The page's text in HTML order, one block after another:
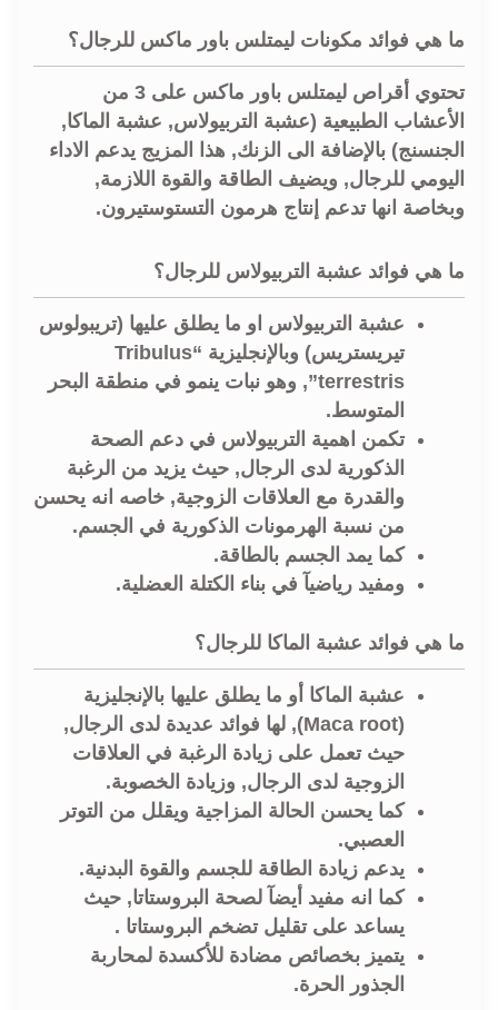
ما هي فوائد مكونات ليمتلس باور ماكس للرجال؟
تحتوي أقراص ليمتلس باور ماكس على 3 من
الأعشاب الطبيعية (عشبة التربيولاس, عشبة الماكا,
الجنسنج) بالإضافة الى الزنك, هذا المزيج يدعم الاداء
اليومي للرجال, ويضيف الطاقة والقوة اللازمة,
وبخاصة انها تدعم إنتاج هرمون التستوستيرون.
ما هي فوائد عشبة التربيولاس للرجال؟
عشبة التربيولاس او ما يطلق عليها (تريبولوس
تيريستريس) وبالإنجليزية “Tribulus
terrestris”, وهو نبات ينمو في منطقة البحر
المتوسط.
تكمن اهمية التربيولاس في دعم الصحة
الذكورية لدى الرجال, حيث يزيد من الرغبة
والقدرة مع العلاقات الزوجية, خاصه انه يحسن
من نسبة الهرمونات الذكورية في الجسم.
كما يمد الجسم بالطاقة.
ومفيد رياضيآ في بناء الكتلة العضلية.
ما هي فوائد عشبة الماكا للرجال؟
عشبة الماكا أو ما يطلق عليها بالإنجليزية
(Maca root), لها فوائد عديدة لدى الرجال,
حيث تعمل على زيادة الرغبة في العلاقات
الزوجية لدى الرجال, وزيادة الخصوبة.
كما يحسن الحالة المزاجية ويقلل من التوتر
العصبي.
يدعم زيادة الطاقة للجسم والقوة البدنية.
كما انه مفيد أيضآ لصحة البروستاتا, حيث
يساعد على تقليل تضخم البروستاتا .
يتميز بخصائص مضادة للأكسدة لمحاربة
الجذور الحرة.